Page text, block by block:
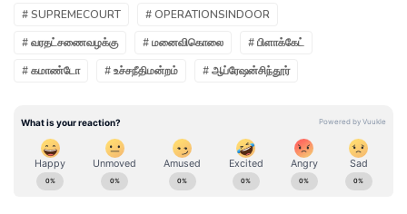
# SUPREMECOURT
# OPERATIONSINDOOR
# வரதட்சணைவழக்கு
# மனைவிகொலை
# பிளாக்கேட்
# கமாண்டோ
# உச்சநீதிமன்றம் # ஆப்ரேஷன்சிந்தூர்